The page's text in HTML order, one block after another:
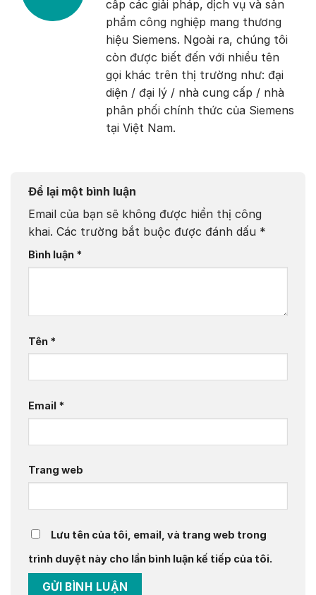
cấp các giải pháp, dịch vụ và sản
phẩm công nghiệp mang thương
hiệu Siemens. Ngoài ra, chúng tôi
còn được biết đến với nhiều tên
gọi khác trên thị trường như: đại
diện / đại lý / nhà cung cấp / nhà
phân phối chính thức của Siemens
tại Việt Nam.
Để lại một bình luận
Email của bạn sẽ không được hiển thị công
khai. Các trường bắt buộc được đánh dấu *
Bình luận *
Tên *
Email *
Trang web
Lưu tên của tôi, email, và trang web trong
trình duyệt này cho lần bình luận kế tiếp của tôi.